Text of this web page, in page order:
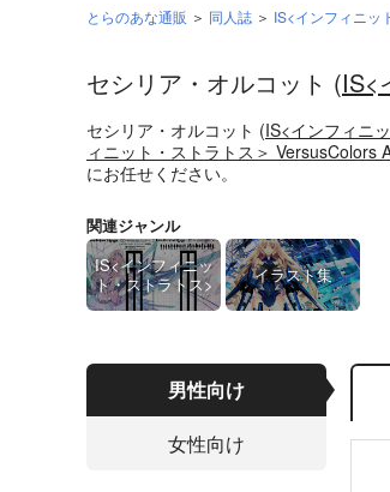
とらのあな通販 同人誌 IS<インフィニッ
セシリア・オルコット (IS<
セシリア・オルコット (IS<インフィニ
ィニット・ストラトス＞ VersusColors
にお任せください。
関連ジャンル
IS<インフィニッ
ト・ストラトス>
イラスト集
男性向け
女性向け